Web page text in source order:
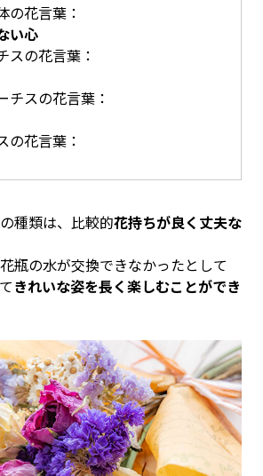
の花言葉：
い心
スの花言葉：
チスの花言葉：
の花言葉：
種類は、比較的花持ちが良く丈夫な
瓶の水が交換できなかったとして
きれいな姿を長く楽しむことができ